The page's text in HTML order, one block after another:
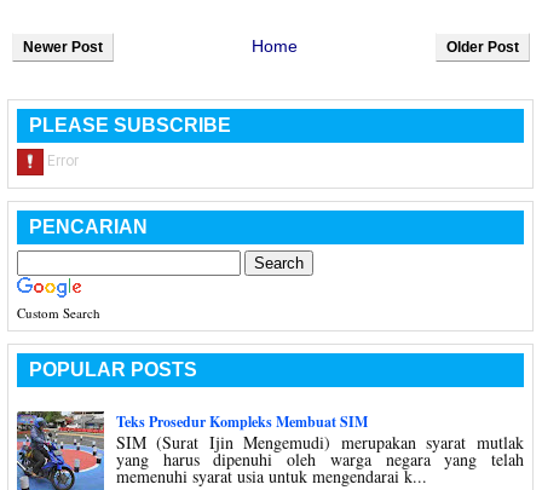
Newer Post Older Post
Home
PLEASE SUBSCRIBE
PENCARIAN
Custom Search
POPULAR POSTS
Teks Prosedur Kompleks Membuat SIM
SIM (Surat Ijin Mengemudi) merupakan syarat mutlak
yang harus dipenuhi oleh warga negara yang telah
memenuhi syarat usia untuk mengendarai k...